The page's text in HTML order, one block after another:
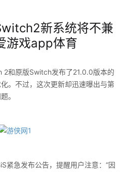
新系统将不兼
游戏app体育
原版Switch发布了21.0.0版本的
。不过，这次更新却迅速曝出与第
。
急发布公告，提醒用户注意：“因